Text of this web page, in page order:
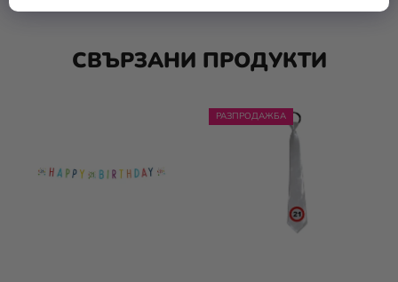
СВЪРЗАНИ ПРОДУКТИ
РАЗПРОДАЖБА